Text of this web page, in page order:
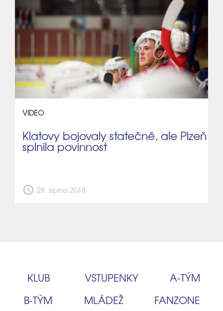
VIDEO
Klatovy bojovaly statečně, ale Plzeň
splnila povinnost
schedule 28. srpna 2018
KLUB VSTUPENKY
A‑TÝM
B‑TÝM
MLÁDEŽ FANZONE